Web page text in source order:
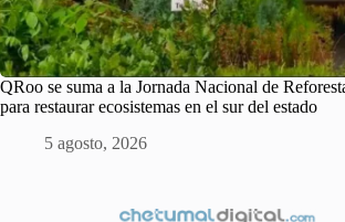
QRoo se suma a la Jornada Nacional de
para restaurar ecosistemas en el sur del estado
5 agosto, 2026